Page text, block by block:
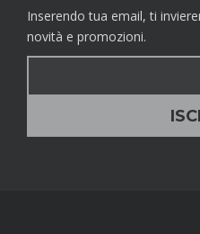
Inserendo tua email, ti
novità e promozioni.